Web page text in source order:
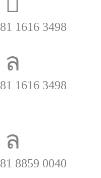
81 1616 3498
81 1616 3498
81 8859 0040